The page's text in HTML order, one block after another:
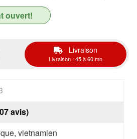
ouvert!
Livraison
Livraison : 45 à 60 mn
avis)
vietnamien